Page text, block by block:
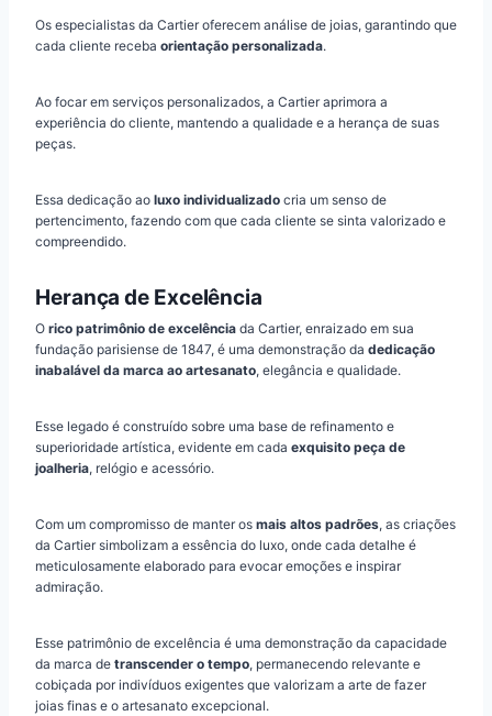
Os especialistas da Cartier oferecem análise de joias, garantindo que
cada cliente receba orientação personalizada.
Ao focar em serviços personalizados, a Cartier aprimora a
experiência do cliente, mantendo a qualidade e a herança de suas
peças.
Essa dedicação ao luxo individualizado cria um senso de
pertencimento, fazendo com que cada cliente se sinta valorizado e
compreendido.
Herança de Excelência
O rico patrimônio de excelência da Cartier, enraizado em sua
fundação parisiense de 1847, é uma demonstração da dedicação
inabalável da marca ao artesanato, elegância e qualidade.
Esse legado é construído sobre uma base de refinamento e
superioridade artística, evidente em cada exquisito peça de
joalheria, relógio e acessório.
Com um compromisso de manter os mais altos padrões, as criações
da Cartier simbolizam a essência do luxo, onde cada detalhe é
meticulosamente elaborado para evocar emoções e inspirar
admiração.
Esse patrimônio de excelência é uma demonstração da capacidade
da marca de transcender o tempo, permanecendo relevante e
cobiçada por indivíduos exigentes que valorizam a arte de fazer
joias finas e o artesanato excepcional.